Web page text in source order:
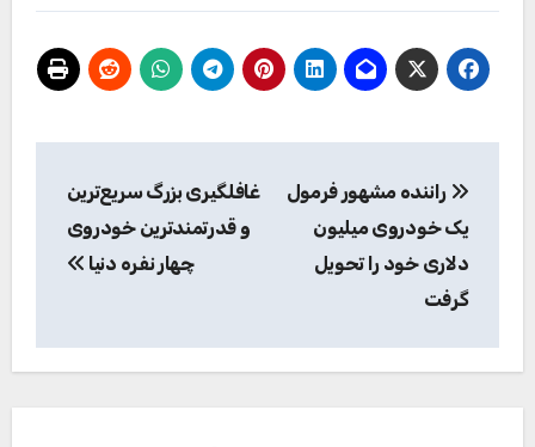
نوشته
راننده مشهور فرمول
یک خودروی میلیون
دلاری خود را تحویل
گرفت
غافلگیری بزرگ سریع‌ترین
و قدرتمندترین خودروی
چهار نفره دنیا